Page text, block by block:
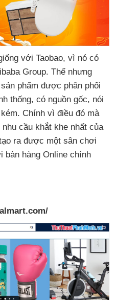
với Taobao, vì nó có
Group. Thế nhưng
phẩm được phân phối
thống, có nguồn gốc, nói
. Chính vì điều đó mà
nhu cầu khắt khe nhất của
ra được một sân chơi
bàn hàng Online chính